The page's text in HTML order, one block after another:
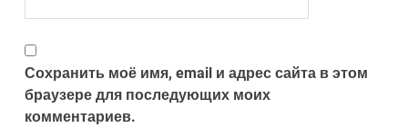
Сохранить моё имя, email и адрес сайта в этом
браузере для последующих моих
комментариев.